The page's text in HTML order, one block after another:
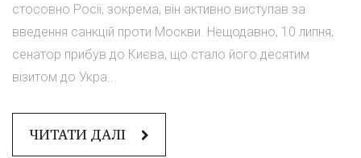
стосовно Росії, зокрема, він активно виступав за
введення санкцій проти Москви. Нещодавно, 10 липня,
сенатор прибув до Києва, що стало його десятим
візитом до Укра...
ЧИТАТИ ДАЛІ